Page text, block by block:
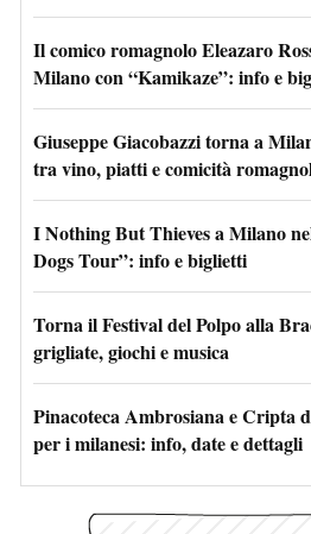
Il comico romagnolo Eleazaro
Milano con “Kamikaze”: info e
Giuseppe Giacobazzi torna a
tra vino, piatti e comicità
I Nothing But Thieves a Milano
Dogs Tour”: info e biglietti
Torna il Festival del Polpo alla
grigliate, giochi e musica
Pinacoteca Ambrosiana e Cripta
per i milanesi: info, date e dettagli